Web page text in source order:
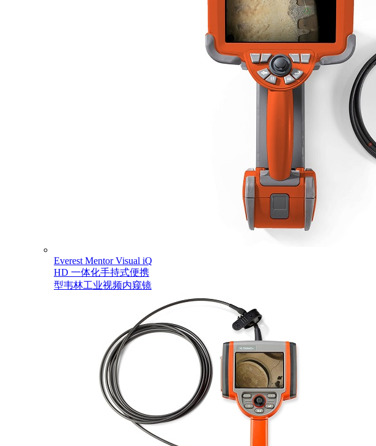
Everest Mentor Visual iQ
HD 一体化手持式便携
型韦林工业视频内窥镜